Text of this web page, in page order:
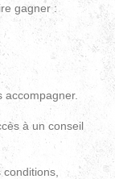
gagner :
accompagner.
à un conseil